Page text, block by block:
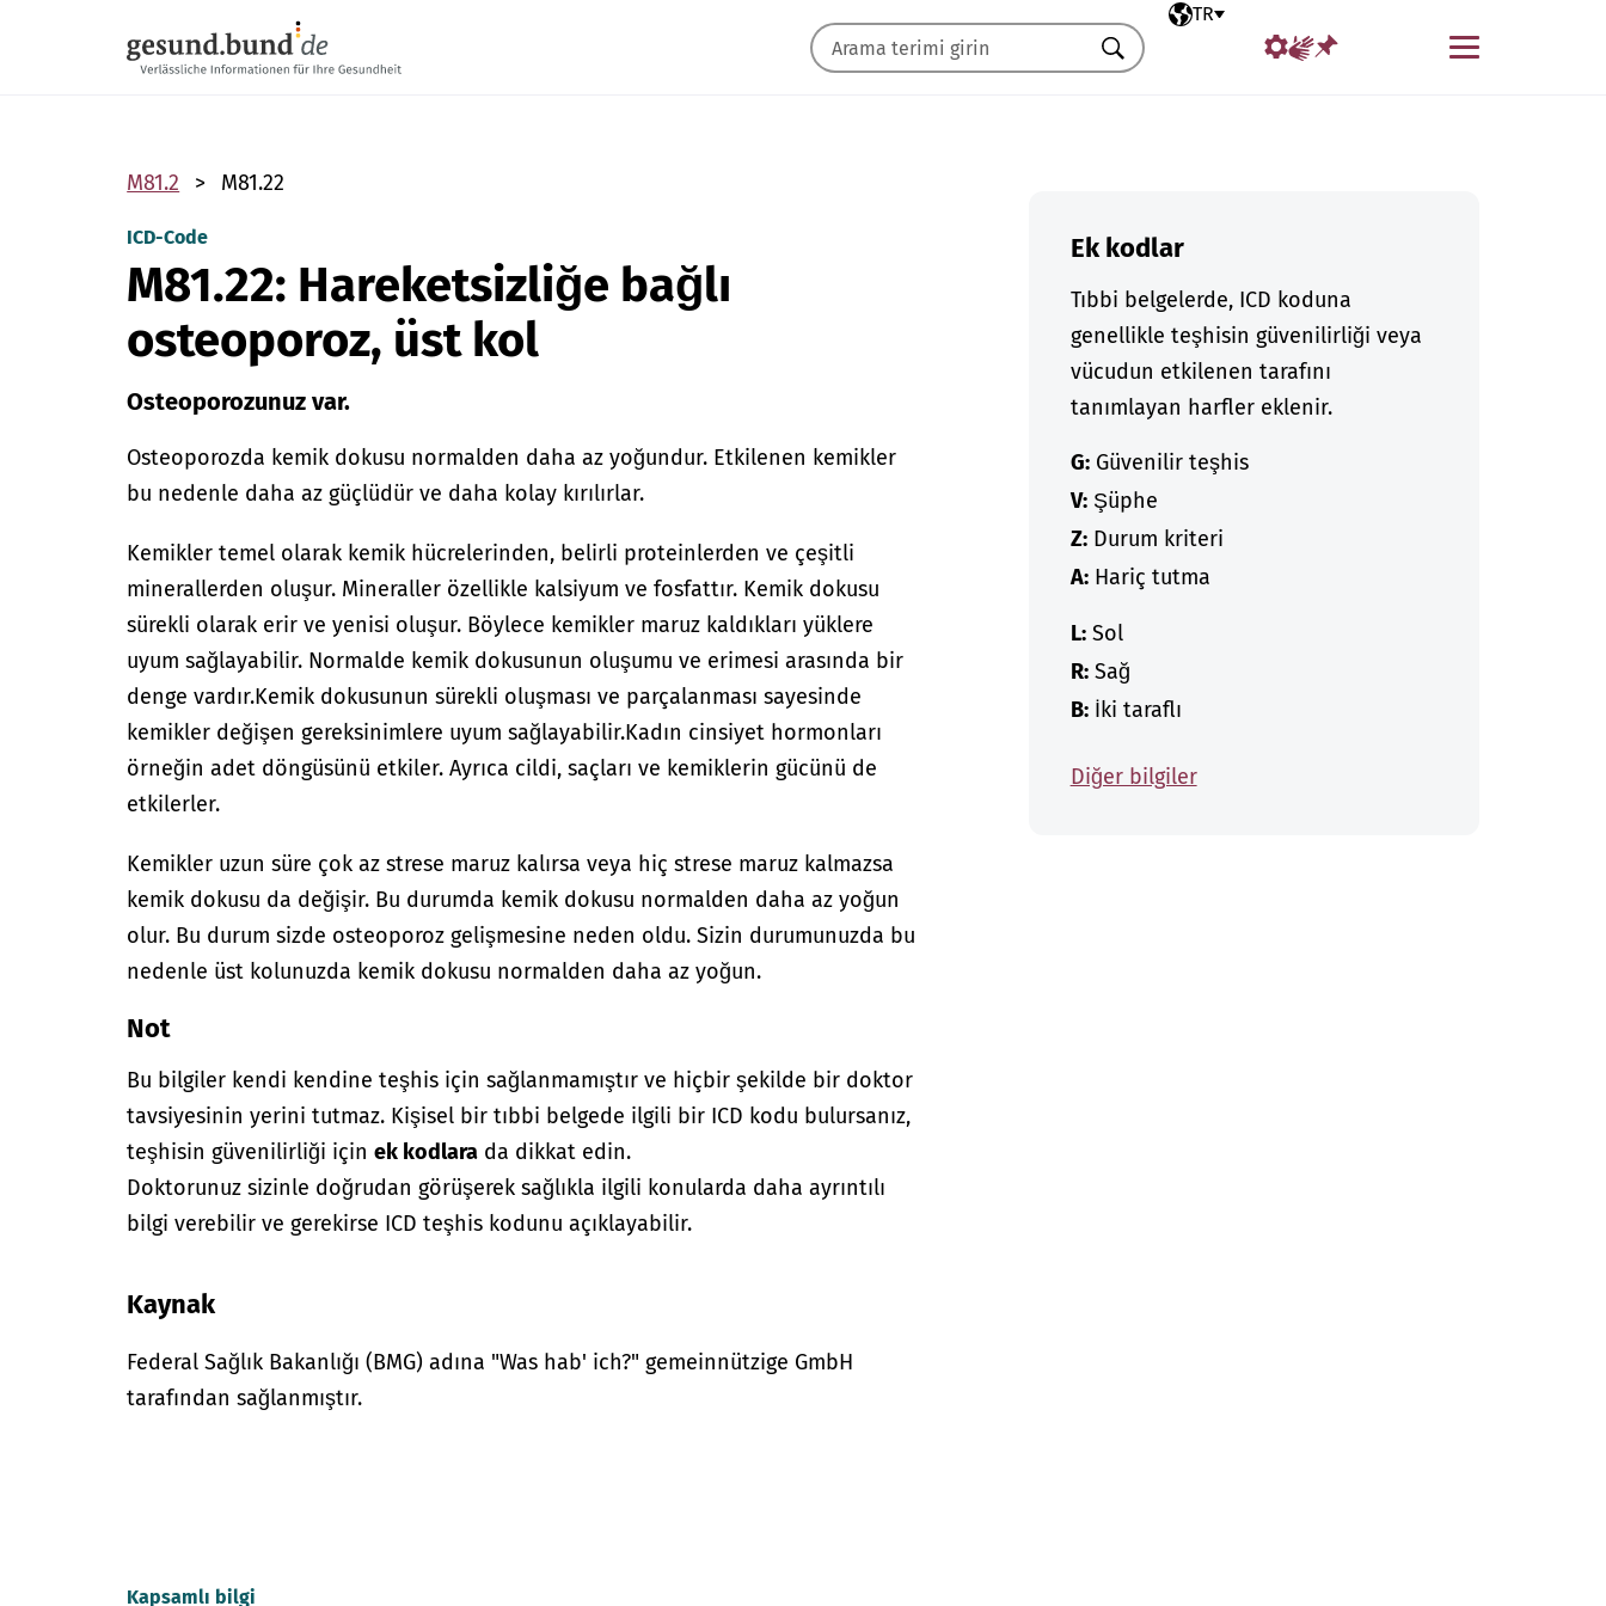
Seçili dil
TR
Menü
Ara
M81.2 M81.22
ICD-Code
M81.22: Hareketsizliğe bağlı
osteoporoz, üst kol
Osteoporozunuz var.
Osteoporozda kemik dokusu normalden daha az yoğundur. Etkilenen kemikler
bu nedenle daha az güçlüdür ve daha kolay kırılırlar.
Kemikler temel olarak kemik hücrelerinden, belirli proteinlerden ve çeşitli
minerallerden oluşur. Mineraller özellikle kalsiyum ve fosfattır. Kemik dokusu
sürekli olarak erir ve yenisi oluşur. Böylece kemikler maruz kaldıkları yüklere
uyum sağlayabilir. Normalde kemik dokusunun oluşumu ve erimesi arasında bir
denge vardır.Kemik dokusunun sürekli oluşması ve parçalanması sayesinde
kemikler değişen gereksinimlere uyum sağlayabilir.Kadın cinsiyet hormonları
örneğin adet döngüsünü etkiler. Ayrıca cildi, saçları ve kemiklerin gücünü de
etkilerler.
Kemikler uzun süre çok az strese maruz kalırsa veya hiç strese maruz kalmazsa
kemik dokusu da değişir. Bu durumda kemik dokusu normalden daha az yoğun
olur. Bu durum sizde osteoporoz gelişmesine neden oldu. Sizin durumunuzda bu
nedenle üst kolunuzda kemik dokusu normalden daha az yoğun.
Not
Bu bilgiler kendi kendine teşhis için sağlanmamıştır ve hiçbir şekilde bir doktor
tavsiyesinin yerini tutmaz. Kişisel bir tıbbi belgede ilgili bir ICD kodu bulursanız,
teşhisin güvenilirliği içinek kodlara da dikkat edin.
Doktorunuz sizinle doğrudan görüşerek sağlıkla ilgili konularda daha ayrıntılı
bilgi verebilir ve gerekirse ICD teşhis kodunu açıklayabilir.
Kaynak
Federal Sağlık Bakanlığı (BMG) adına "Was hab' ich?" gemeinnützige GmbH
tarafından sağlanmıştır.
Ek kodlar
Tıbbi belgelerde, ICD koduna
genellikle teşhisin güvenilirliği veya
vücudun etkilenen tarafını
tanımlayan harfler eklenir.
G:Güvenilir teşhis
V:Şüphe
Z:Durum kriteri
A:Hariç tutma
L:Sol
R:Sağ
B:İki taraflı
Diğer bilgiler
Kapsamlı bilgi